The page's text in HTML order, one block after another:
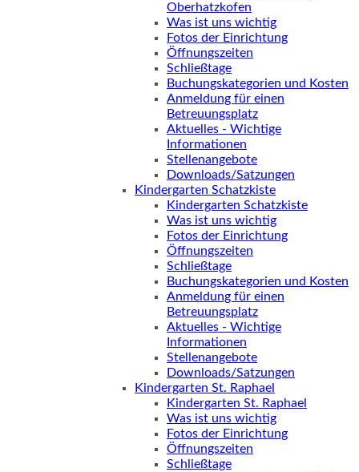
Oberhatzkofen
Was ist uns wichtig
Fotos der Einrichtung
Öffnungszeiten
Schließtage
Buchungskategorien und Kosten
Anmeldung für einen
Betreuungsplatz
Aktuelles - Wichtige
Informationen
Stellenangebote
Downloads/Satzungen
Kindergarten Schatzkiste
Kindergarten Schatzkiste
Was ist uns wichtig
Fotos der Einrichtung
Öffnungszeiten
Schließtage
Buchungskategorien und Kosten
Anmeldung für einen
Betreuungsplatz
Aktuelles - Wichtige
Informationen
Stellenangebote
Downloads/Satzungen
Kindergarten St. Raphael
Kindergarten St. Raphael
Was ist uns wichtig
Fotos der Einrichtung
Öffnungszeiten
Schließtage